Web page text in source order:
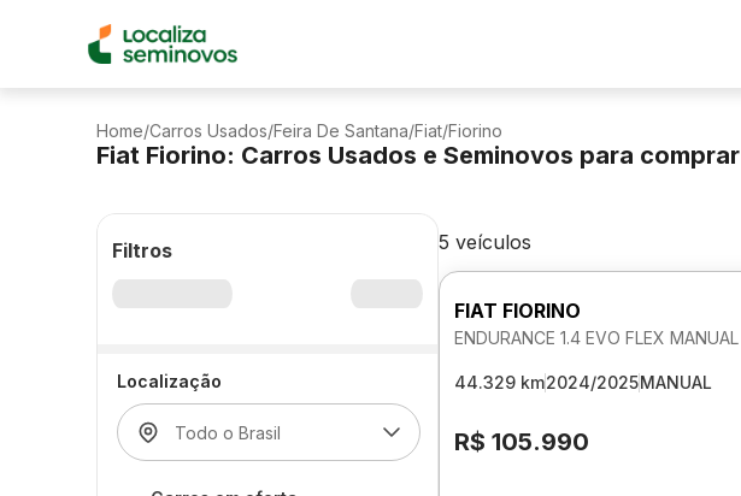
Home/Carros Usados/Feira De Santana/Fiat/Fiorino
Fiat Fiorino: Carros Usados e Seminovos para comprar
Filtros
Localização
5 veículos
FIAT FIORINO
ENDURANCE 1.4 EVO FLEX MANUAL
44.329 km2024/2025MANUAL
R$ 105.990